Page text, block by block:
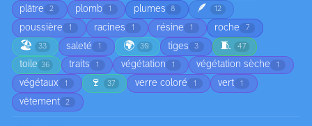
plâtre 2 plomb 1 plumes 8 🪶 12
poussière 1 racines 1 résine 1 roche 7
🏖️ 33 saleté 1 🌍 30 tiges 3 🧵 47
toile 36 traits 1 végétation 1 végétation sèche 1
végétaux 1 🍷 37 verre coloré 1 vert 1
vêtement 2